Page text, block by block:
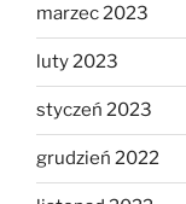
marzec 2023
luty 2023
styczeń 2023
grudzień 2022